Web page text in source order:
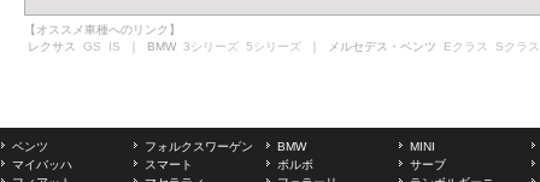
【オススメ車種へのリンク】
レクサス GS IS ｜ BMW 3シリーズ 5シリーズ ｜ メルセデス・ベンツ Eクラス Sクラス
ベンツ フォルクスワーゲン BMW
MINI
マイバッハ
スマート ボルボ
サーブ